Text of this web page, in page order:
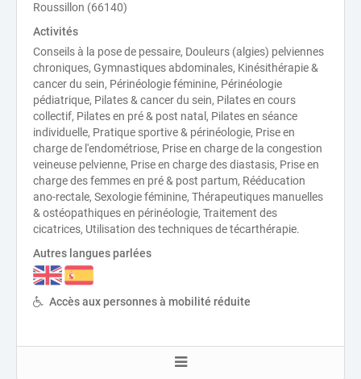
Roussillon (66140)
Activités
Conseils à la pose de pessaire, Douleurs (algies) pelviennes
chroniques, Gymnastiques abdominales, Kinésithérapie &
cancer du sein, Périnéologie féminine, Périnéologie
pédiatrique, Pilates & cancer du sein, Pilates en cours
collectif, Pilates en pré & post natal, Pilates en séance
individuelle, Pratique sportive & périnéologie, Prise en
charge de l'endométriose, Prise en charge de la congestion
veineuse pelvienne, Prise en charge des diastasis, Prise en
charge des femmes en pré & post partum, Rééducation
ano-rectale, Sexologie féminine, Thérapeutiques manuelles
& ostéopathiques en périnéologie, Traitement des
cicatrices, Utilisation des techniques de técarthérapie.
Autres langues parlées
Accès aux personnes à mobilité réduite